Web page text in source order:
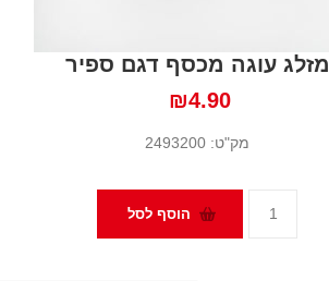
מזלג עוגה מכסף דגם ספיר
₪4.90
מק"ט: 2493200